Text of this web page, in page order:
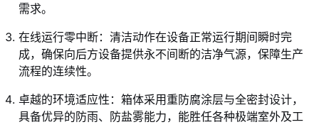
需求。
在线运行零中断：清洁动作在设备正常运行期间瞬时完
成，确保向后方设备提供永不间断的洁净气源，保障生产
流程的连续性。
卓越的环境适应性：箱体采用重防腐涂层与全密封设计，
具备优异的防雨、防盐雾能力，能胜任各种极端室外及工